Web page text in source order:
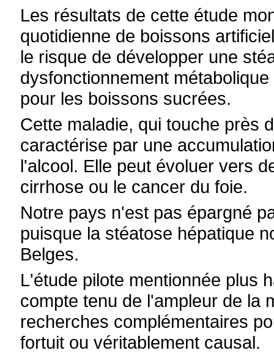
Les résultats de cette étude
quotidienne de boissons
le risque de développer une
dysfonctionnement
pour les boissons sucrées.
Cette maladie, qui touche près
caractérise par une
l'alcool. Elle peut évoluer vers
cirrhose ou le cancer du foie.
Notre pays n'est pas épargné
puisque la stéatose hépatique
Belges.
L'étude pilote mentionnée plus
compte tenu de l'ampleur de la
recherches complémentaires
fortuit ou véritablement causal.